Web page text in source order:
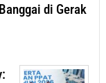
di Gerak